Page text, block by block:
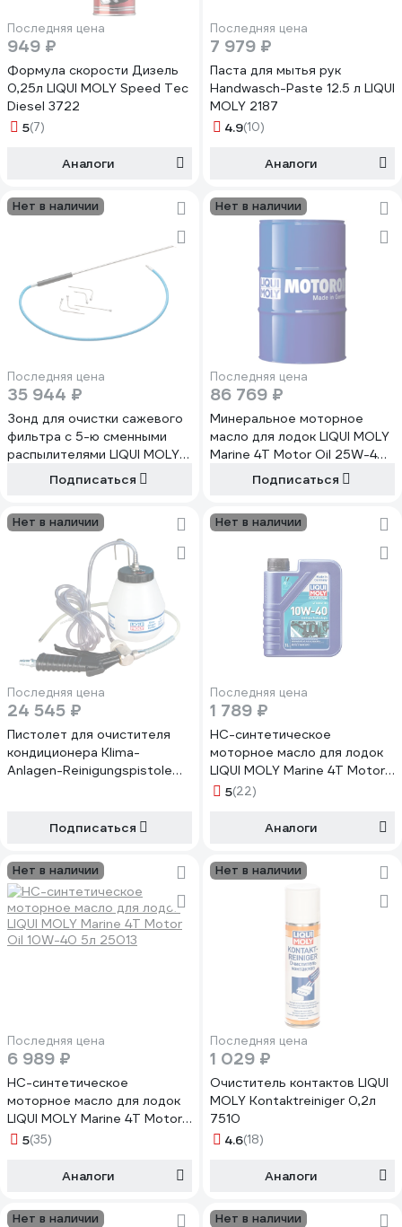
Последняя цена
949 ₽
Формула скорости Дизель
0,25л LIQUI MOLY Speed Tec
Diesel 3722
5(7)
Аналоги
Последняя цена
7 979 ₽
Паста для мытья рук
Handwasch-Paste 12.5 л LIQUI
MOLY 2187
4.9(10)
Аналоги
Нет в наличии
Последняя цена
35 944 ₽
Зонд для очистки сажевого
фильтра с 5-ю сменными
распылителями LIQUI MOLY
DPF Lanze mit5 Spruhsonden
Подписаться
Нет в наличии
Последняя цена
86 769 ₽
Минеральное моторное
масло для лодок LIQUI MOLY
Marine 4T Motor Oil 25W-40
SL, 60л 25029
Подписаться
Нет в наличии
Последняя цена
24 545 ₽
Пистолет для очистителя
кондиционера Klima-
Anlagen-Reinigungspistole
Подписаться
Нет в наличии
Последняя цена
1 789 ₽
НС-синтетическое
моторное масло для лодок
LIQUI MOLY Marine 4T Motor
Oil 10W-40 1л 25012
5(22)
Аналоги
Нет в наличии
Последняя цена
6 989 ₽
НС-синтетическое
моторное масло для лодок
LIQUI MOLY Marine 4T Motor
Oil 10W-40 5л 25013
5(35)
Аналоги
Нет в наличии
Последняя цена
1 029 ₽
Очиститель контактов LIQUI
MOLY Kontaktreiniger 0,2л
7510
4.6(18)
Аналоги
Нет в наличии Нет в наличии